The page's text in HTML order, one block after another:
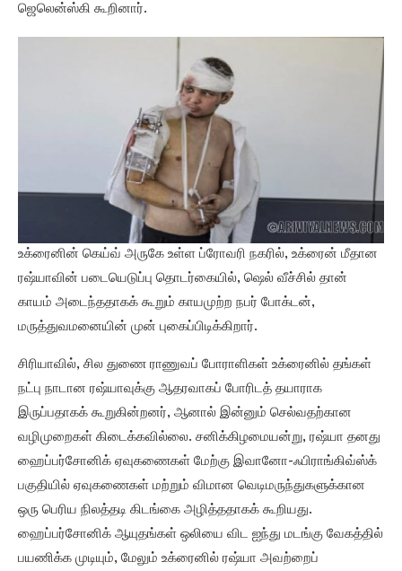
ஜெலென்ஸ்கி கூறினார்.
உக்ரைனின் கெய்வ் அருகே உள்ள ப்ரோவரி நகரில், உக்ரைன் மீதான
ரஷ்யாவின் படையெடுப்பு தொடர்கையில், ஷெல் வீச்சில் தான்
காயம் அடைந்ததாகக் கூறும் காயமுற்ற நபர் போக்டன்,
மருத்துவமனையின் முன் புகைப்பிடிக்கிறார்.
சிரியாவில், சில துணை ராணுவப் போராளிகள் உக்ரைனில் தங்கள்
நட்பு நாடான ரஷ்யாவுக்கு ஆதரவாகப் போரிடத் தயாராக
இருப்பதாகக் கூறுகின்றனர், ஆனால் இன்னும் செல்வதற்கான
வழிமுறைகள் கிடைக்கவில்லை. சனிக்கிழமையன்று, ரஷ்யா தனது
ஹைப்பர்சோனிக் ஏவுகணைகள் மேற்கு இவானோ-ஃபிராங்கிவ்ஸ்க்
பகுதியில் ஏவுகணைகள் மற்றும் விமான வெடிமருந்துகளுக்கான
ஒரு பெரிய நிலத்தடி கிடங்கை அழித்ததாகக் கூறியது.
ஹைப்பர்சோனிக் ஆயுதங்கள் ஒலியை விட ஐந்து மடங்கு வேகத்தில்
பயணிக்க முடியும், மேலும் உக்ரைனில் ரஷ்யா அவற்றைப்